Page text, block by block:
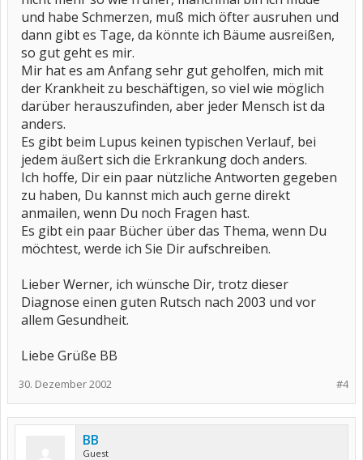
und habe Schmerzen, muß mich öfter ausruhen und
dann gibt es Tage, da könnte ich Bäume ausreißen,
so gut geht es mir.
Mir hat es am Anfang sehr gut geholfen, mich mit
der Krankheit zu beschäftigen, so viel wie möglich
darüber herauszufinden, aber jeder Mensch ist da
anders.
Es gibt beim Lupus keinen typischen Verlauf, bei
jedem äußert sich die Erkrankung doch anders.
Ich hoffe, Dir ein paar nützliche Antworten gegeben
zu haben, Du kannst mich auch gerne direkt
anmailen, wenn Du noch Fragen hast.
Es gibt ein paar Bücher über das Thema, wenn Du
möchtest, werde ich Sie Dir aufschreiben.
Lieber Werner, ich wünsche Dir, trotz dieser
Diagnose einen guten Rutsch nach 2003 und vor
allem Gesundheit.
Liebe Grüße BB
#4
30. Dezember 2002
BB
Guest